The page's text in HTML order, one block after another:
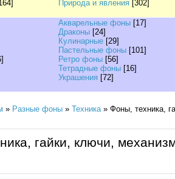
Природа и явления [302]
Акварельные фоны [17]
Драконы [24]
Кулинарные [29]
Пастельные фоны [101]
Ретро фоны [56]
Тетрадные фоны [16]
Украшения [72]
» Разные фоны » Техника» Фоны, техника,
гайки, ключи,